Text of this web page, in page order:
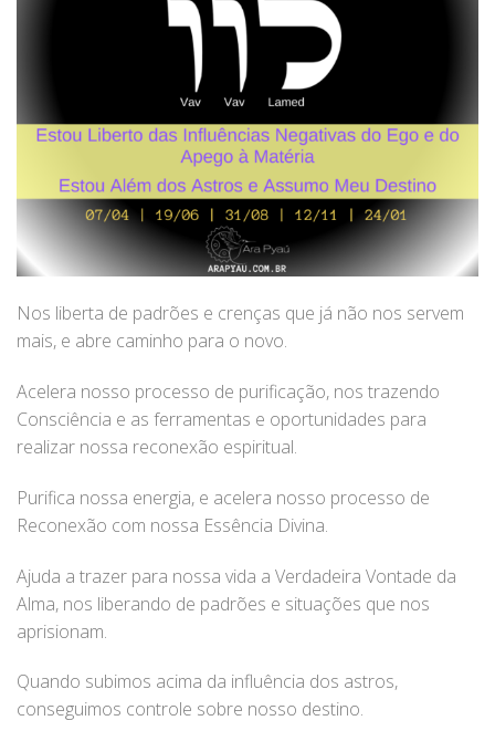
Nos liberta de padrões e crenças que já não nos servem
mais, e abre caminho para o novo.
Acelera nosso processo de purificação, nos trazendo
Consciência e as ferramentas e oportunidades para
realizar nossa reconexão espiritual.
Purifica nossa energia, e acelera nosso processo de
Reconexão com nossa Essência Divina.
Ajuda a trazer para nossa vida a Verdadeira Vontade da
Alma, nos liberando de padrões e situações que nos
aprisionam.
Quando subimos acima da influência dos astros,
conseguimos controle sobre nosso destino.